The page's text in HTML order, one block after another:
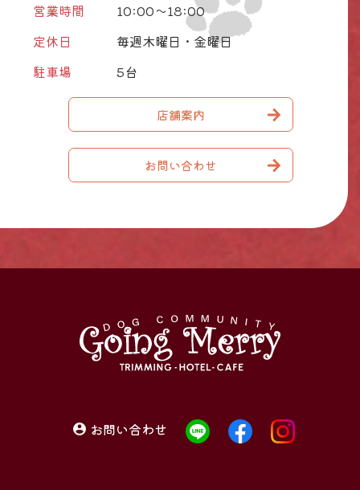
営業時間
10:00～18:00
定休日
毎週木曜日・金曜日
駐車場
5台
店舗案内
お問い合わせ
お問い合わせ